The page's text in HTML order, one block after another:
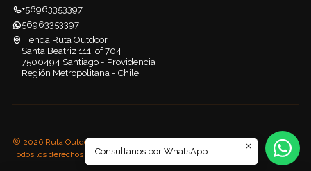
+56963353397
56963353397
Tienda Ruta Outdoor
Santa Beatriz 111, of 704
7500494 Santiago - Providencia
Región Metropolitana - Chile
2026 Ruta Outdoor.
Todos los derechos reservados.Desarrollado por Jumpseller
Consultanos por WhatsApp